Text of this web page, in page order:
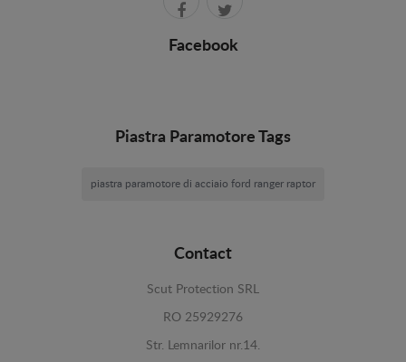
Facebook
Piastra Paramotore Tags
piastra paramotore di acciaio ford ranger raptor
Contact
Scut Protection SRL
RO 25929276
Str. Lemnarilor nr.14.